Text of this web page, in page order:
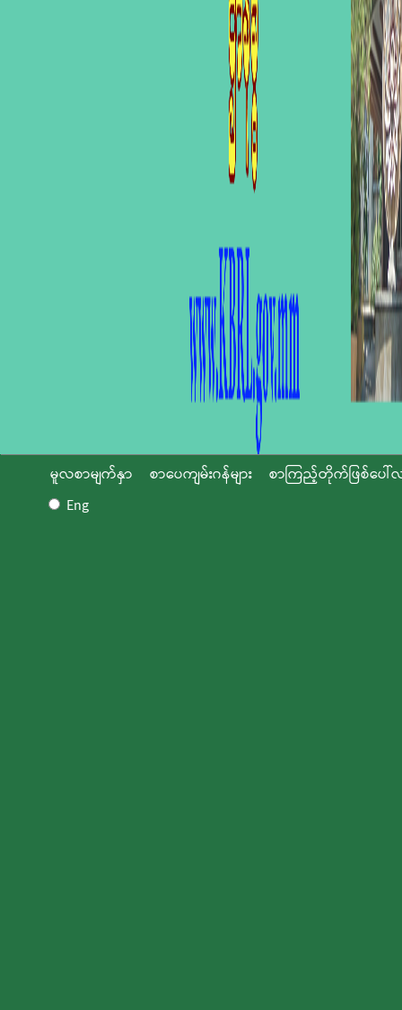
မူလစာမျက်နှာ စာပေကျမ်းဂန်များ
စာကြည့်တိုက်ဖြစ်ပေါ်
Eng